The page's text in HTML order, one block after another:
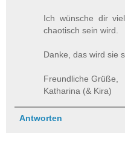
Ich wünsche dir
chaotisch sein wird.
Danke, das wird sie
Freundliche Grüße,
Katharina (& Kira)
Antworten